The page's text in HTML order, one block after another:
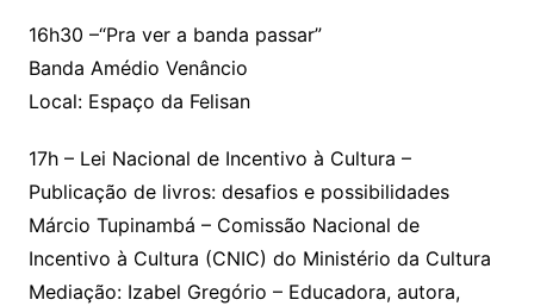
16h30 –“Pra ver a banda passar”
Banda Amédio Venâncio
Local: Espaço da Felisan
17h – Lei Nacional de Incentivo à Cultura –
Publicação de livros: desafios e possibilidades
Márcio Tupinambá – Comissão Nacional de
Incentivo à Cultura (CNIC) do Ministério da Cultura
Mediação: Izabel Gregório – Educadora, autora,